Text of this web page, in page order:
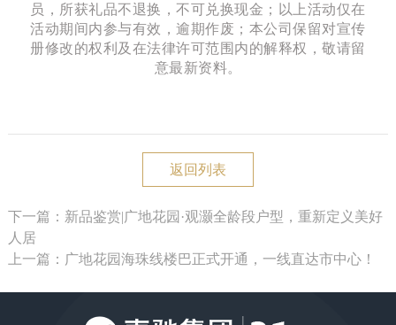
员，所获礼品不退换，不可兑换现金；以上活动仅在
活动期间内参与有效，逾期作废；本公司保留对宣传
册修改的权利及在法律许可范围内的解释权，敬请留
意最新资料。
返回列表
下一篇：新品鉴赏|广地花园·观灏全龄段户型，重新定义美好
人居
上一篇：广地花园海珠线楼巴正式开通，一线直达市中心！